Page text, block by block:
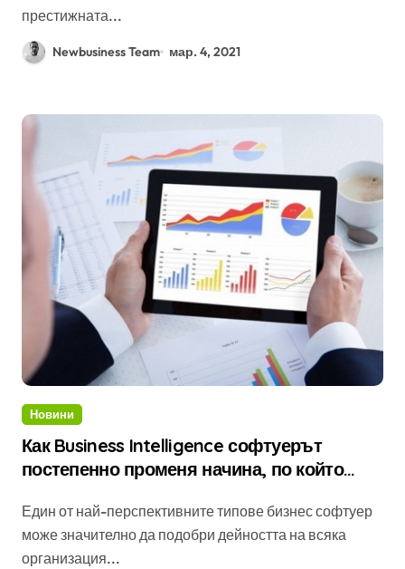
престижната...
Newbusiness Team мар. 4, 2021
Новини
Как Business Intelligence софтуерът
постепенно променя начина, по който
Един от най-перспективните типове бизнес софтуер
може значително да подобри дейността на всяка
организация...